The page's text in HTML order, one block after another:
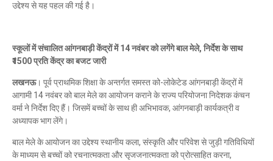
उद्देश्य से यह पहल की गई है।
स्कूलों में संचालित आंगनबाड़ी केंद्रों में 14 नवंबर को लगेंगे बाल मेले, निर्देश के साथ
₹1500 प्रति केंद्र का बजट जारी
लखनऊ। पूर्व प्राथमिक शिक्षा के अन्तर्गत समस्त को-लोकेटेड आंगनबाड़ी केंद्रों में
आगामी 14 नवंबर को बाल मेले का आयोजन कराने के राज्य परियोजना निदेशक कंचन
वर्मा ने निर्देश दिए हैं। जिसमें बच्चों के साथ ही अभिभावक, आंगनबाड़ी कार्यकत्री व
अध्यापक भाग लेंगे।
बाल मेले के आयोजन का उद्देश्य स्थानीय कला, संस्कृति और परिवेश से जुड़ी गतिविधियों
के माध्यम से बच्चों को रचनात्मकता और सृजजनात्मकता को प्रोत्साहित करना,